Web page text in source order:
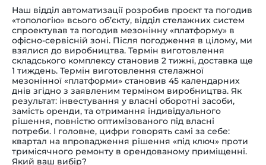
Наш відділ автоматизації розробив проєкт та погодив
«топологію» всього об’єкту, відділ стелажних систем
спроектував та погодив мезонінну «платформу» в
офісно-сервісній зоні. Після погодження в цілому, ми
взялися до виробництва. Термін виготовлення
складського комплексу становив 2 тижні, доставка ще
1 тиждень. Термін виготовлення стелажної
мезонінної «платформи» становив 45 календарних
днів згідно з заявленим терміном виробництва. Як
результат: інвестування у власні оборотні засоби,
замість оренди, та отримання індивідуального
рішення, повністю оптимізованого під власні
потреби. І головне, цифри говорять самі за себе:
квартал на впровадження рішення «під ключ» проти
тримісячного ремонту в орендованому приміщенні.
Який ваш вибір?